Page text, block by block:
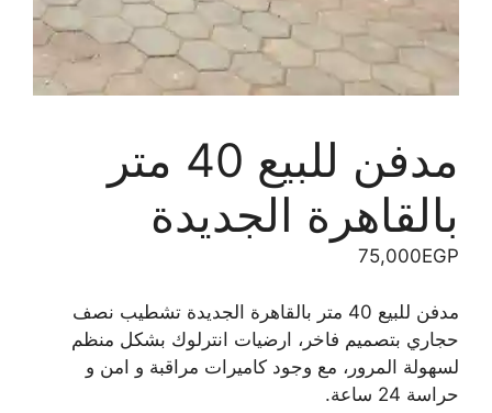
مدفن للبيع 40 متر
بالقاهرة الجديدة
75,000EGP
مدفن للبيع 40 متر بالقاهرة الجديدة تشطيب نصف
حجاري بتصميم فاخر، ارضيات انترلوك بشكل منظم
لسهولة المرور، مع وجود كاميرات مراقبة و امن و
حراسة 24 ساعة.